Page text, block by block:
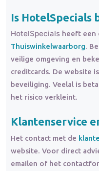
Is HotelSpecials
HotelSpecials heeft een
Thuiswinkelwaarborg.
veilige omgeving en
creditcards. De website
beveiliging. Veelal is
het risico verkleint.
Klantenservice
Het contact met de
website. Voor direct
emailen of het